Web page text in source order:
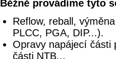
Běžně provádíme tyto
Reflow, reball,
PLCC, PGA, DIP...).
Opravy napájecí části
části NTB...